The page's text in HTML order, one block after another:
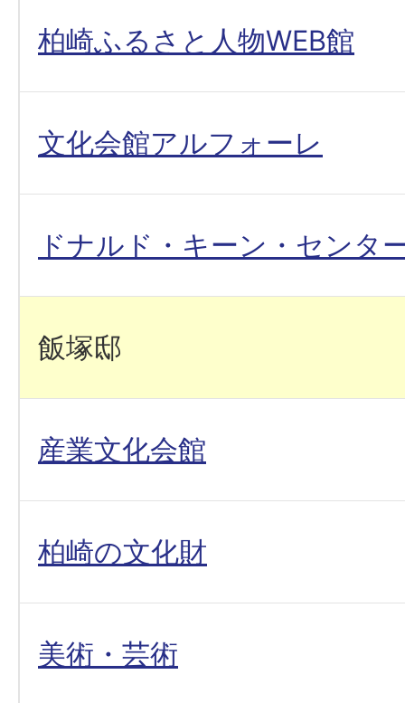
柏崎ふるさと人物WEB館
文化会館アルフォーレ
ドナルド・キーン・センタ
飯塚邸
産業文化会館
柏崎の文化財
美術・芸術